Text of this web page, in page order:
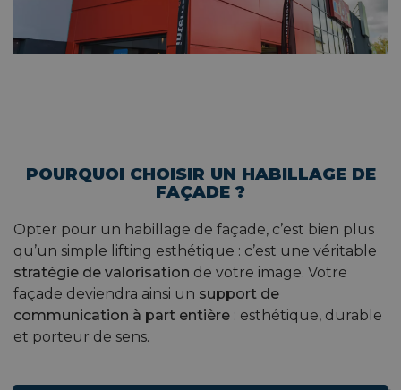
POURQUOI CHOISIR UN HABILLAGE DE
FAÇADE ?
Opter pour un habillage de façade, c’est bien plus
qu’un simple lifting esthétique : c’est une véritable
stratégie de valorisation de votre image. Votre
façade deviendra ainsi un support de
communication à part entière : esthétique, durable
et porteur de sens.